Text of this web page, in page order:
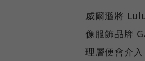
威爾遜將
像服飾品牌
理層便會介